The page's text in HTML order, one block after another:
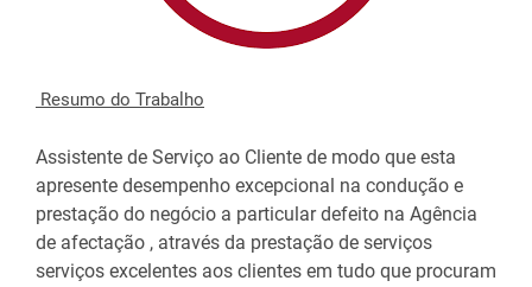
Resumo do Trabalho
Assistente de Serviço ao Cliente de modo que esta
apresente desempenho excepcional na condução e
prestação do negócio a particular defeito na Agência
de afectação , através da prestação de serviços
serviços excelentes aos clientes em tudo que procuram